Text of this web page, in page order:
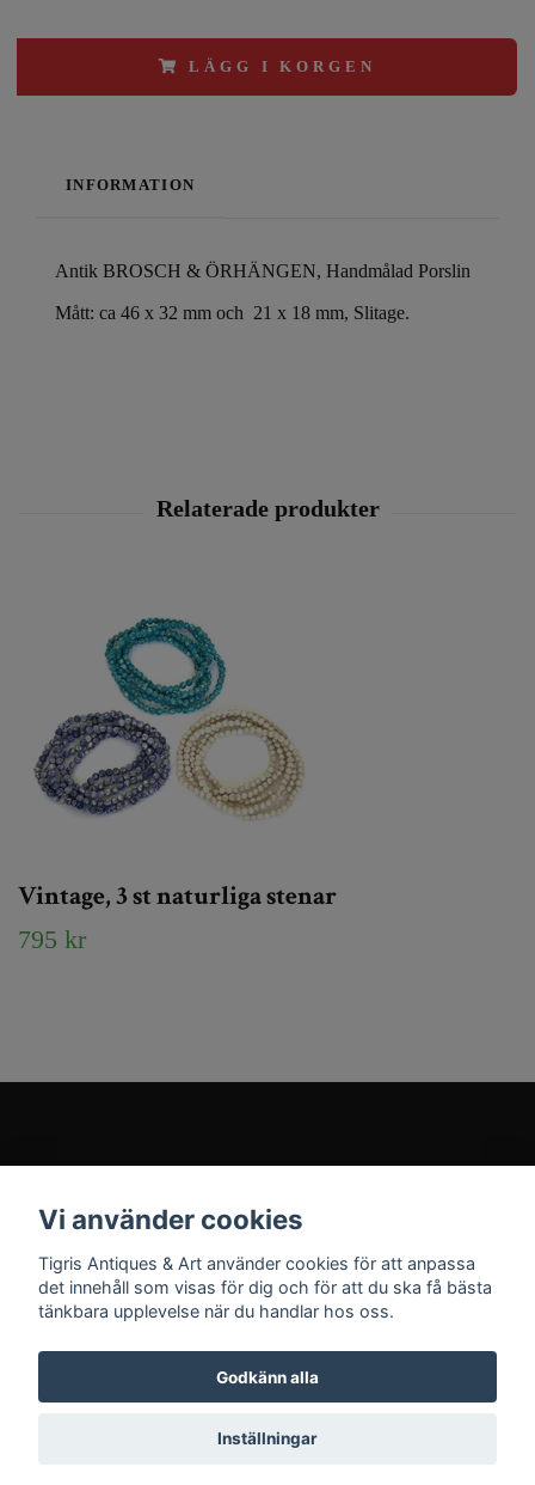
LÄGG I KORGEN
INFORMATION
Antik BROSCH & ÖRHÄNGEN, Handmålad Porslin
Mått: ca 46 x 32 mm och 21 x 18 mm, Slitage.
Vintage, 3 st naturliga stenar
795 kr
Sociala medier
© 2026 Tigris Antiques & Art
Vi använder cookies
Tigris Antiques & Art använder cookies för att anpassa
det innehåll som visas för dig och för att du ska få bästa
tänkbara upplevelse när du handlar hos oss.
Godkänn alla
Inställningar